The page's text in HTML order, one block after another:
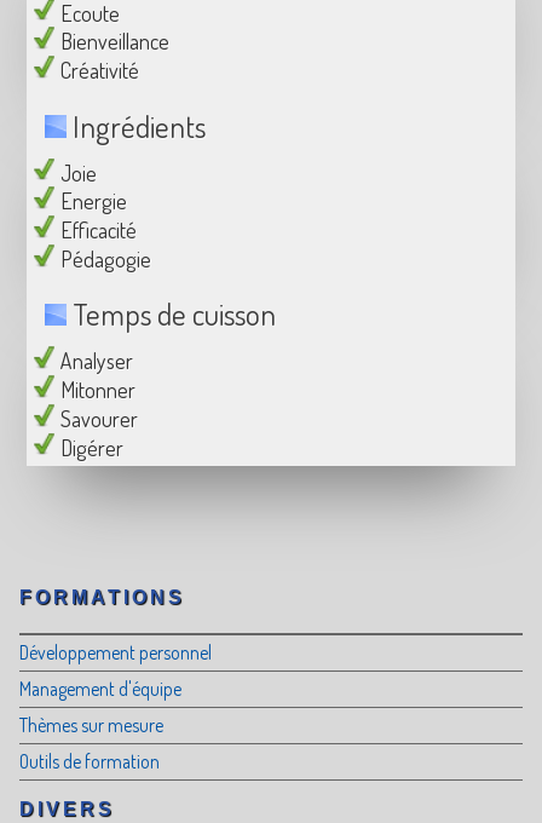
Ecoute
Bienveillance
Créativité
Ingrédients
Joie
Energie
Efficacité
Pédagogie
Temps de cuisson
Analyser
Mitonner
Savourer
Digérer
FORMATIONS
Développement personnel
Management d'équipe
Thèmes sur mesure
Outils de formation
DIVERS